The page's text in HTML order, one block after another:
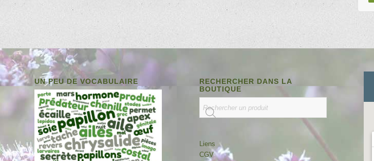
UN PEU DE VOCABULAIRE
RECHERCHER DANS LA
BOUTIQUE
Liens
CGV